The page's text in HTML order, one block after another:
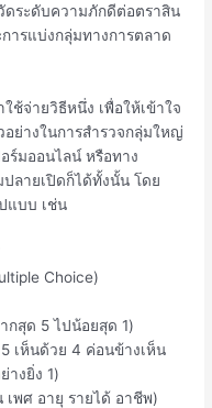
ดระดับความภักดีต่อตราสิน
ารแบ่งกลุ่มทางการตลาด
ช้จ่ายวิธีหนึ่ง เพื่อให้เข้าใจ
ย่างในการสำรวจกลุ่มใหญ่
ร์มออนไลน์ หรือทาง
ลายเปิดก็ได้ทั้งนั้น โดย
แบบ เช่น
Choice)
กสุด 5 ไปน้อยสุด 1)
เห็นด้วย 4 ค่อนข้างเห็น
างยิ่ง 1)
พศ อายุ รายได้ อาชีพ)